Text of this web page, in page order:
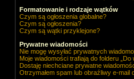
Formatowanie i rodzaje wątków
Czym są ogłoszenia globalne?
Czym są ogłoszenia?
Czym są wątki przyklejone?
Prywatne wiadomości
Nie mogę wysyłać prywatnych
Moje wiadomości trafiają do folderu „Do
Dostaję niechciane prywatne
Otrzymałem spam lub obraźliwy e-mail